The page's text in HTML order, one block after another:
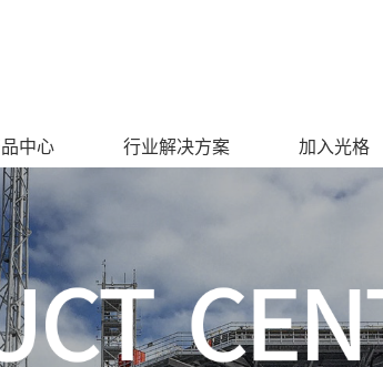
中心 行业解决方案 加入光格